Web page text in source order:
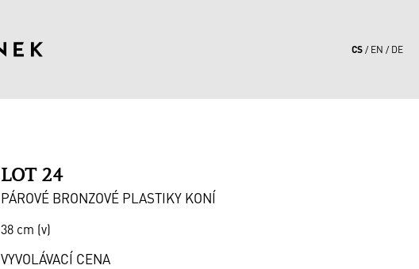
CS EN DE
LOT 24
PÁROVÉ BRONZOVÉ PLASTIKY KONÍ
38 cm (v)
VYVOLÁVACÍ CENA